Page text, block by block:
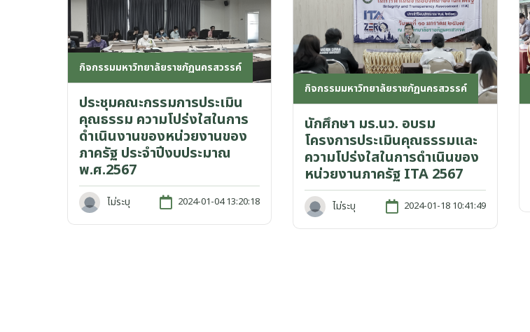
กิจกรรมมหาวิทยาลัยราชภัฏนครสวรรค์
ประชุมคณะกรรมการประเมิน
คุณธรรม ความโปร่งใสในการ
ดำเนินงานของหน่วยงานของ
ภาครัฐ ประจำปีงบประมาณ
พ.ศ.2567
ไม่ระบุ 2024-01-04 13:20:18
กิจกรรมมหาวิทยาลัยราชภัฏนครสวรรค์
นักศึกษา มร.นว. อบรม
โครงการประเมินคุณธรรมและ
ความโปร่งใสในการดำเนินของ
หน่วยงานภาครัฐ ITA 2567
ไม่ระบุ 2024-01-18 10:41:49